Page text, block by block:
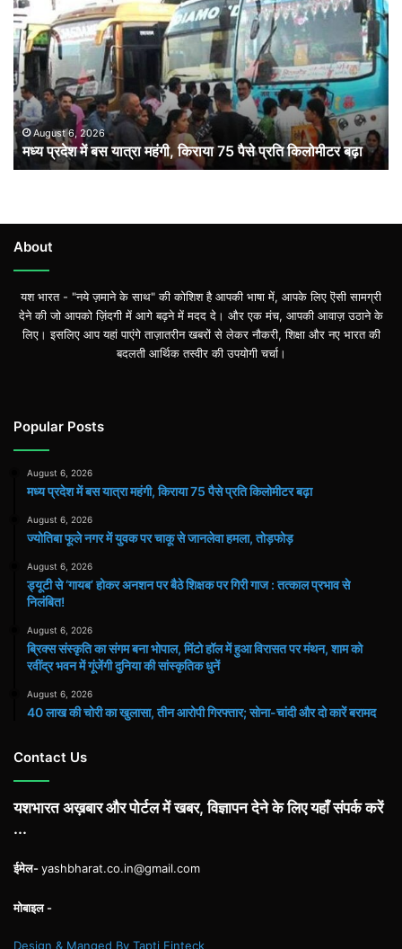
में
बस
यात्रा
महंगी,
किराया
75
पैसे
प्रति
किलोमीटर
August 6, 2026
मध्य प्रदेश में बस यात्रा महंगी, किराया 75 पैसे प्रति किलोमीटर बढ़ा
About
यश भारत - "नये ज़माने के साथ" की कोशिश है आपकी भाषा में, आपके लिए ऎसी सामग्री
देने की जो आपको ज़िंदगी में आगे बढ़ने में मदद दे। और एक मंच, आपकी आवाज़ उठाने के
लिए। इसलिए आप यहां पाएंगे ताज़ातरीन खबरों से लेकर नौकरी, शिक्षा और नए भारत की
बदलती आर्थिक तस्वीर की उपयोगी चर्चा।
Popular Posts
August 6, 2026
मध्य प्रदेश में बस यात्रा महंगी, किराया 75 पैसे प्रति किलोमीटर बढ़ा
August 6, 2026
ज्योतिबा फूले नगर में युवक पर चाकू से जानलेवा हमला, तोड़फोड़
August 6, 2026
ड्यूटी से ‘गायब’ होकर अनशन पर बैठे शिक्षक पर गिरी गाज : तत्काल प्रभाव से
निलंबित!
August 6, 2026
ब्रिक्स संस्कृति का संगम बना भोपाल, मिंटो हॉल में हुआ विरासत पर मंथन, शाम को
रवींद्र भवन में गूंजेंगी दुनिया की सांस्कृतिक धुनें
August 6, 2026
40 लाख की चोरी का खुलासा, तीन आरोपी गिरफ्तार; सोना-चांदी और दो कारें बरामद
Contact Us
यशभारत अख़बार और पोर्टल में खबर, विज्ञापन देने के लिए यहाँ संपर्क करें
...
ईमेल-yashbharat.co.in@gmail.com
मोबाइल -
Design & Manged By Tapti Finteck